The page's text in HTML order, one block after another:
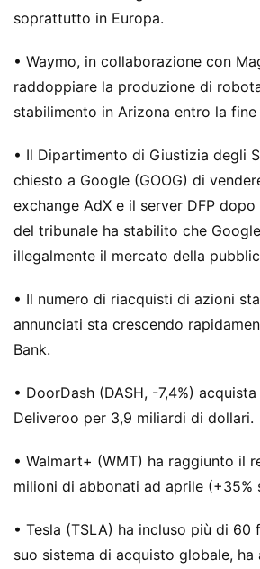
soprattutto in Europa.
• Waymo, in collaborazione con
raddoppiare la produzione di
stabilimento in Arizona entro la
• Il Dipartimento di Giustizia degli
chiesto a Google (GOOG) di
exchange AdX e il server DFP dopo
del tribunale ha stabilito che
illegalmente il mercato della
• Il numero di riacquisti di azioni
annunciati sta crescendo
Bank.
• DoorDash (DASH, -7,4%)
Deliveroo per 3,9 miliardi di dollari.
• Walmart+ (WMT) ha raggiunto il
milioni di abbonati ad aprile (+35%
• Tesla (TSLA) ha incluso più di 60
suo sistema di acquisto globale,